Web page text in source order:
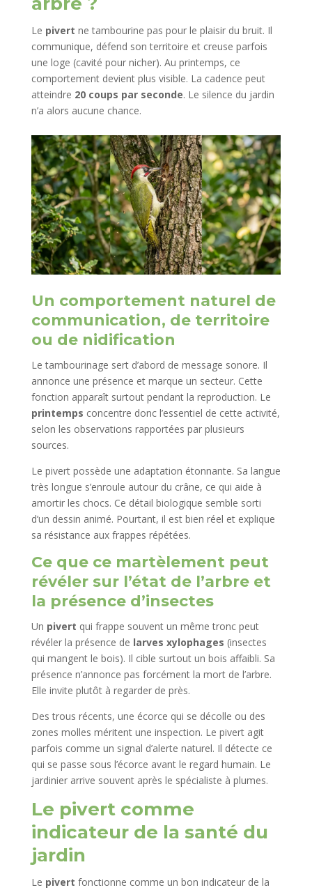
Le pivert ne tambourine pas pour le plaisir du bruit. Il
communique, défend son territoire et creuse parfois
une loge (cavité pour nicher). Au printemps, ce
comportement devient plus visible. La cadence peut
atteindre 20 coups par seconde. Le silence du jardin
n’a alors aucune chance.
Un comportement naturel de
communication, de territoire
ou de nidification
Le tambourinage sert d’abord de message sonore. Il
annonce une présence et marque un secteur. Cette
fonction apparaît surtout pendant la reproduction. Le
printemps concentre donc l’essentiel de cette activité,
selon les observations rapportées par plusieurs
sources.
Le pivert possède une adaptation étonnante. Sa langue
très longue s’enroule autour du crâne, ce qui aide à
amortir les chocs. Ce détail biologique semble sorti
d’un dessin animé. Pourtant, il est bien réel et explique
sa résistance aux frappes répétées.
Ce que ce martèlement peut
révéler sur l’état de l’arbre et
la présence d’insectes
Un pivert qui frappe souvent un même tronc peut
révéler la présence de larves xylophages (insectes
qui mangent le bois). Il cible surtout un bois affaibli. Sa
présence n’annonce pas forcément la mort de l’arbre.
Elle invite plutôt à regarder de près.
Des trous récents, une écorce qui se décolle ou des
zones molles méritent une inspection. Le pivert agit
parfois comme un signal d’alerte naturel. Il détecte ce
qui se passe sous l’écorce avant le regard humain. Le
jardinier arrive souvent après le spécialiste à plumes.
Le pivert comme
indicateur de la santé du
jardin
Le pivert fonctionne comme un bon indicateur de la